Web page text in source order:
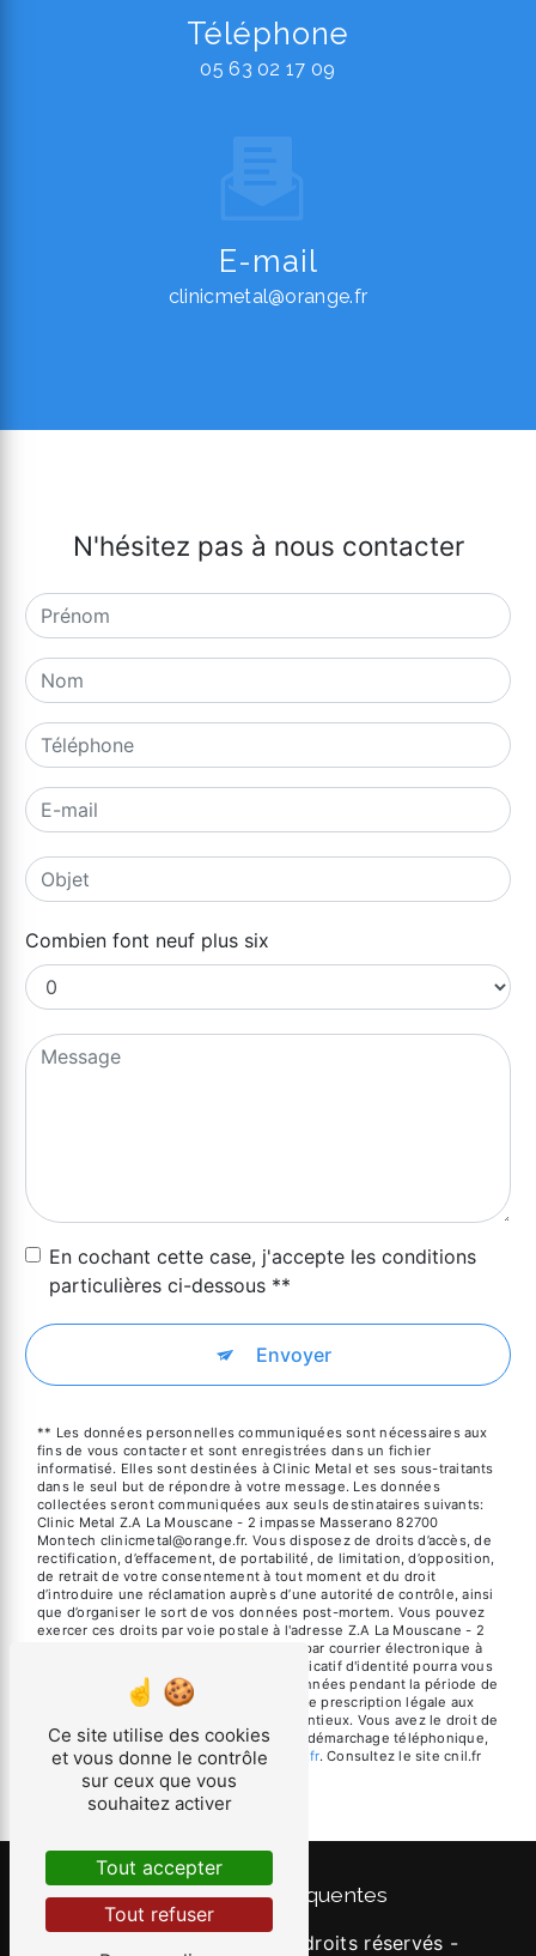
Téléphone
05 63 02 17 09
E-mail
clinicmetal@orange.fr
N'hésitez pas à nous contacter
Combien font neuf plus six
En cochant cette case, j'accepte les conditions
particulières ci-dessous **
Envoyer
** Les données personnelles communiquées sont nécessaires aux
fins de vous contacter et sont enregistrées dans un fichier
informatisé. Elles sont destinées à Clinic Metal et ses sous-traitants
dans le seul but de répondre à votre message. Les données
collectées seront communiquées aux seuls destinataires suivants:
Clinic Metal Z.A La Mouscane - 2 impasse Masserano 82700
Montech clinicmetal@orange.fr. Vous disposez de droits d’accès, de
rectification, d’effacement, de portabilité, de limitation, d’opposition,
de retrait de votre consentement à tout moment et du droit
d’introduire une réclamation auprès d’une autorité de contrôle, ainsi
que d’organiser le sort de vos données post-mortem. Vous pouvez
exercer ces droits par voie postale à l'adresse Z.A La Mouscane - 2
impasse Masserano 82700 Montech ou par courrier électronique à
l'adresse clinicmetal@orange.fr. Un justificatif d'identité pourra vous
être demandé. Nous conservons vos données pendant la période de
prise de contact puis pendant la durée de prescription légale aux
fins probatoires et de gestion des contentieux. Vous avez le droit de
vous inscrire sur la liste d'opposition au démarchage téléphonique,
disponible à cette adresse:Bloctel.gouv.fr. Consultez le site cnil.fr
pour plus d’informations sur vos droits.
Recherches fréquentes
- 2026 - Tous droits réservés -
Ce site utilise des cookies
et vous donne le contrôle
sur ceux que vous
souhaitez activer
Tout accepter
Tout refuser